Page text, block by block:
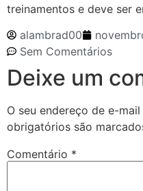
treinamentos e deve ser
alambrad00
Sem Comentários
Deixe um
O seu endereço de e-
obrigatórios são
Comentário *